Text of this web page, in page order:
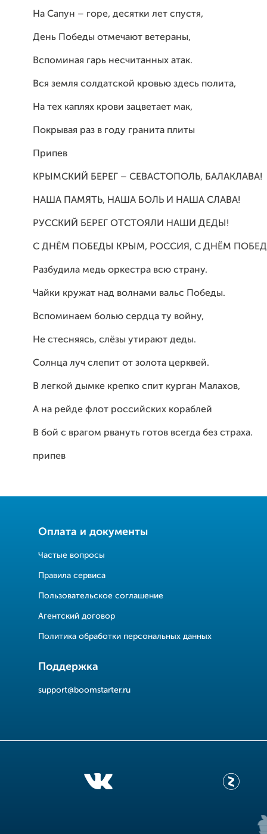
На Сапун – горе, десятки лет спустя,
День Победы отмечают ветераны,
Вспоминая гарь несчитанных атак.
Вся земля солдатской кровью здесь полита,
На тех каплях крови зацветает мак,
Покрывая раз в году гранита плиты
Припев
КРЫМСКИЙ БЕРЕГ – СЕВАСТОПОЛЬ, БАЛАКЛАВА!
НАША ПАМЯТЬ, НАША БОЛЬ И НАША СЛАВА!
РУССКИЙ БЕРЕГ ОТСТОЯЛИ НАШИ ДЕДЫ!
С ДНЁМ ПОБЕДЫ КРЫМ, РОССИЯ, С ДНЁМ
Разбудила медь оркестра всю страну.
Чайки кружат над волнами вальс Победы.
Вспоминаем болью сердца ту войну,
Не стесняясь, слёзы утирают деды.
Солнца луч слепит от золота церквей.
В легкой дымке крепко спит курган Малахов,
А на рейде флот российских кораблей
В бой с врагом рвануть готов всегда без страха.
припев
Оплата и документы
Частые вопросы
Правила сервиса
Пользовательское соглашение
Агентский договор
Политика обработки персональных данных
Поддержка
support@boomstarter.ru